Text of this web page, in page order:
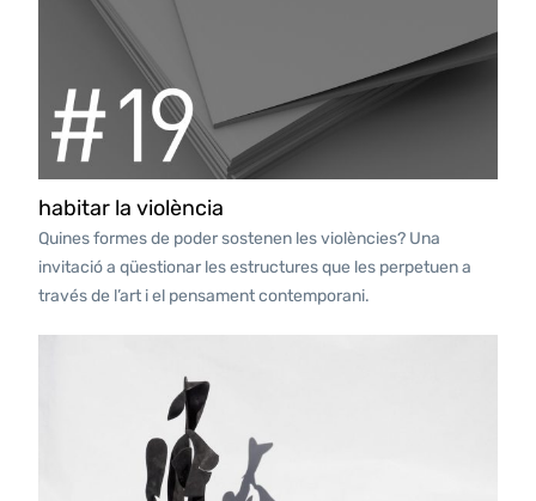
habitar la violència
Quines formes de poder sostenen les violències? Una
invitació a qüestionar les estructures que les perpetuen a
través de l’art i el pensament contemporani.